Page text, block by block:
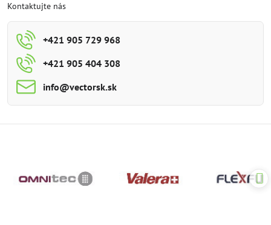
Kontaktujte nás
+421 905 729 968
+421 905 404 308
info​@vectorsk​.sk